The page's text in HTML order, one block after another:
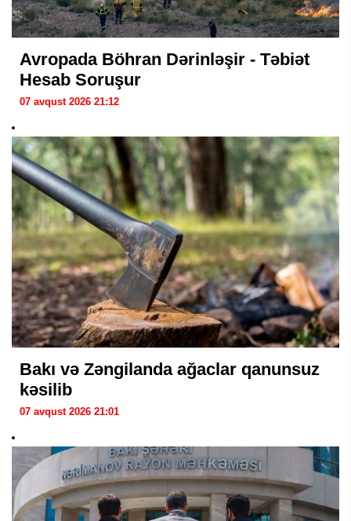
Avropada Böhran Dərinləşir - Təbiət
Hesab Soruşur
07 avqust 2026 21:12
Bakı və Zəngilanda ağaclar qanunsuz
kəsilib
07 avqust 2026 21:01